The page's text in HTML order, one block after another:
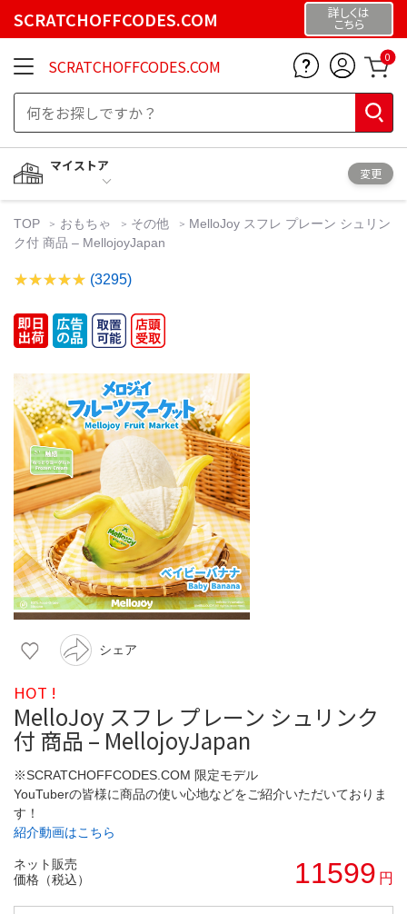
SCRATCHOFFCODES.COM 詳しくは
こちら
SCRATCHOFFCODES.COM 0
マイストア
変更
TOP おもちゃ その他
MelloJoy スフレ プレーン シュリン
ク付 商品 – MellojoyJapan
(3295)
シェア
HOT !
MelloJoy スフレ プレーン シュリンク
付 商品 – MellojoyJapan
※SCRATCHOFFCODES.COM 限定モデル
YouTuberの皆様に商品の使い心地などをご紹介いただいておりま
す！
紹介動画はこちら
ネット販売
価格（税込）
11599 円